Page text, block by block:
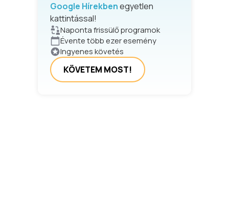
Google Hírekbenegyetlen
kattintással!
Naponta frissülő programok
Évente több ezer esemény
Ingyenes követés
KÖVETEM MOST!